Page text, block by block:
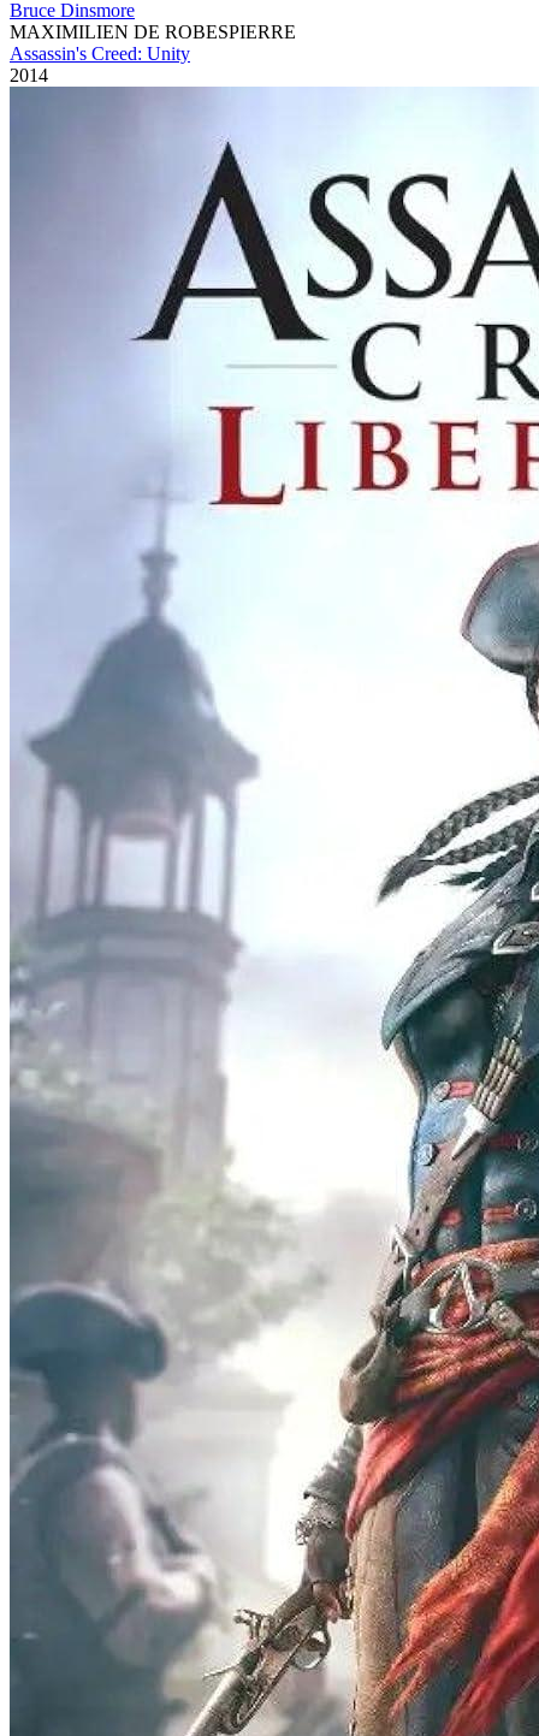
Bruce Dinsmore
MAXIMILIEN DE ROBESPIERRE
Assassin's Creed: Unity
2014